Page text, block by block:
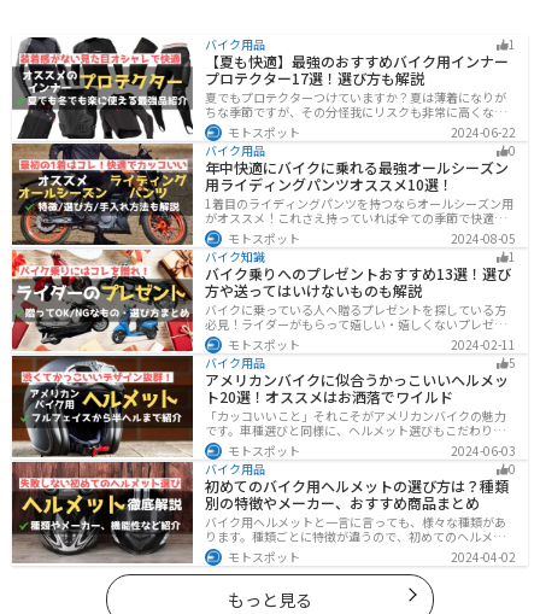
バイク用品 1
【夏も快適】最強のおすすめバイク用インナー
プロテクター17選！選び方も解説
夏でもプロテクターつけていますか？夏は薄着になりが
ちな季節ですが、その分怪我にリスクも非常に高くなり
ます。夏こそプロテクターをつけるようにしましょう。通
気性や速乾性に優れたインナープロテクターであれば夏
場でも快適に使用できます。今回は快適なインナープロ
テクターをまとめて紹介します。
モトスポット
2024-06-22
バイク用品
0
年中快適にバイクに乗れる最強オールシーズン
用ライディングパンツオススメ10選！
1着目のライディングパンツを持つならオールシーズン用
がオススメ！これさえ持っていれば全ての季節で快適に
ツーリングできます。快適性だけでなく、機能性やデザ
インに優れたものも多くあるので、安全にカッコよくバ
イクに乗りたい人は是非持っておきましょう。
モトスポット
2024-08-05
バイク知識
1
バイク乗りへのプレゼントおすすめ13選！選び
方や送ってはいけないものも解説
バイクに乗っている人へ贈るプレゼントを探している方
必見！ライダーがもらって嬉しい・嬉しくないプレゼン
トをまとめました。選び方やオススメのプレゼントも紹
介していますので、プレゼント選びの参考にしてくださ
い。
モトスポット
2024-02-11
バイク用品
5
アメリカンバイクに似合うかっこいいヘルメッ
ト20選！オススメはお洒落でワイルド
「カッコいいこと」それこそがアメリカンバイクの魅力
です。車種選びと同様に、ヘルメット選びもこだわりた
いところですよね。アメリカンバイクの魅力をもっと引
き立ててくれるオススメのヘルメットを紹介します。
モトスポット
2024-06-03
バイク用品
0
初めてのバイク用ヘルメットの選び方は？種類
別の特徴やメーカー、おすすめ商品まとめ
バイク用ヘルメットと一言に言っても、様々な種類があ
ります。種類ごとに特徴が違うので、初めてのヘルメッ
ト選びで失敗しないように、しっかりと理解して選ぶよ
うにしましょう。この記事では、特徴やメリットデメリ
ット、有名メーカーなど初心者が知っておくべきことを
まとめました。
モトスポット 2024-04-02
もっと見る